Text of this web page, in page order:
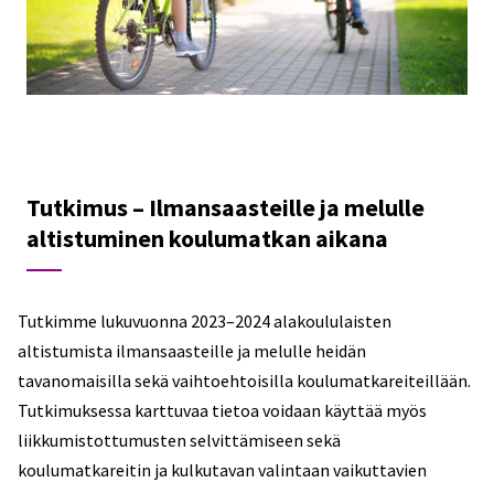
Tutkimus – Ilmansaasteille ja melulle
altistuminen koulumatkan aikana
Tutkimme lukuvuonna 2023–2024 alakoululaisten
altistumista ilmansaasteille ja melulle heidän
tavanomaisilla sekä vaihtoehtoisilla koulumatkareiteillään.
Tutkimuksessa karttuvaa tietoa voidaan käyttää myös
liikkumistottumusten selvittämiseen sekä
koulumatkareitin ja kulkutavan valintaan vaikuttavien